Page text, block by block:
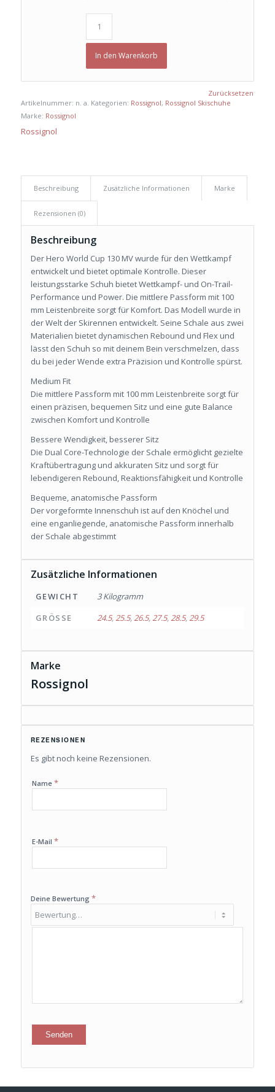
Zurücksetzen
In den Warenkorb
Artikelnummer: n. a. Kategorien: Rossignol, Rossignol Skischuhe
Marke: Rossignol
Rossignol
Beschreibung Zusätzliche Informationen Marke
Rezensionen (0)
Beschreibung
Der Hero World Cup 130 MV wurde für den Wettkampf
entwickelt und bietet optimale Kontrolle. Dieser
leistungsstarke Schuh bietet Wettkampf- und On-Trail-
Performance und Power. Die mittlere Passform mit 100
mm Leistenbreite sorgt für Komfort. Das Modell wurde in
der Welt der Skirennen entwickelt. Seine Schale aus zwei
Materialien bietet dynamischen Rebound und Flex und
lässt den Schuh so mit deinem Bein verschmelzen, dass
du bei jeder Wende extra Präzision und Kontrolle spürst.
Medium Fit
Die mittlere Passform mit 100 mm Leistenbreite sorgt für
einen präzisen, bequemen Sitz und eine gute Balance
zwischen Komfort und Kontrolle
Bessere Wendigkeit, besserer Sitz
Die Dual Core-Technologie der Schale ermöglicht gezielte
Kraftübertragung und akkuraten Sitz und sorgt für
lebendigeren Rebound, Reaktionsfähigkeit und Kontrolle
Bequeme, anatomische Passform
Der vorgeformte Innenschuh ist auf den Knöchel und
eine enganliegende, anatomische Passform innerhalb
der Schale abgestimmt
Zusätzliche Informationen
GEWICHT
3 Kilogramm
GRÖSSE
24.5,25.5,26.5,27.5,28.5,29.5
Marke
Rossignol
REZENSIONEN
Es gibt noch keine Rezensionen.
Name *
E-Mail *
Deine Bewertung *